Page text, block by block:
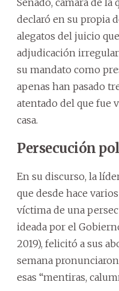
declaró en su propia
alegatos del juicio
adjudicación
su mandato como
apenas han pasado
atentado del que fue
casa.
Persecución
En su discurso, la
que desde hace
víctima de una
ideada por el
2019), felicitó a sus
semana
esas “mentiras,